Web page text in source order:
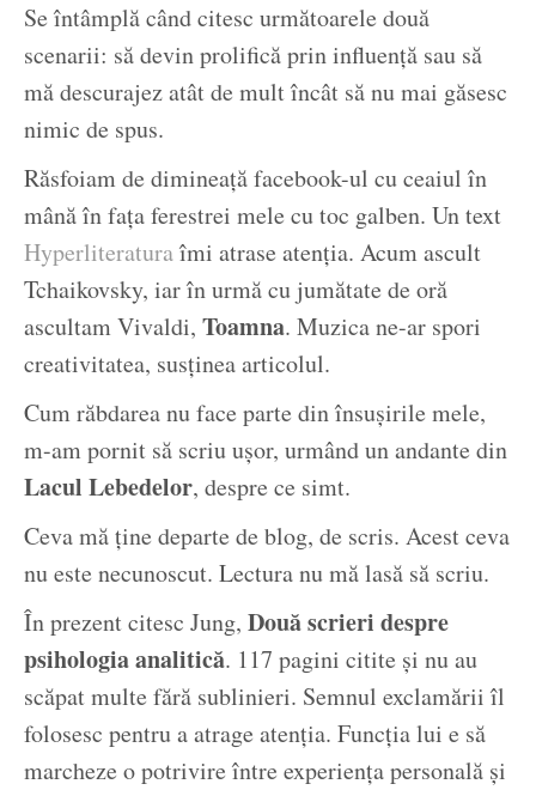
Se întâmplă când citesc următoarele două
scenarii: să devin prolifică prin influență sau să
mă descurajez atât de mult încât să nu mai găsesc
nimic de spus.
Răsfoiam de dimineață facebook-ul cu ceaiul în
mână în fața ferestrei mele cu toc galben. Un text
Hyperliteraturaîmi atrase atenția. Acum ascult
Tchaikovsky, iar în urmă cu jumătate de oră
ascultam Vivaldi, Toamna. Muzica ne-ar spori
creativitatea, susținea articolul.
Cum răbdarea nu face parte din însușirile mele,
m-am pornit să scriu ușor, urmând un andante din
Lacul Lebedelor, despre ce simt.
Ceva mă ține departe de blog, de scris. Acest ceva
nu este necunoscut. Lectura nu mă lasă să scriu.
În prezent citesc Jung, Două scrieri despre
psihologia analitică. 117 pagini citite și nu au
scăpat multe fără sublinieri. Semnul exclamării îl
folosesc pentru a atrage atenția. Funcția lui e să
marcheze o potrivire între experiența personală și